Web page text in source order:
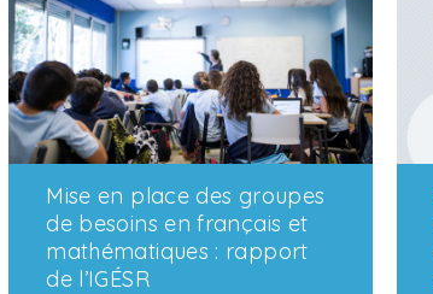
Mise en place des groupes
de besoins en français et
mathématiques : rapport
de l’IGÉSR